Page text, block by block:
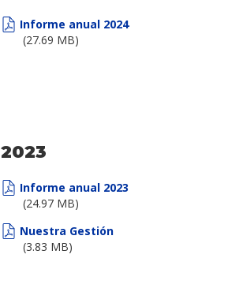
Informe anual 2024
(27.69 MB)
2023
Informe anual 2023
(24.97 MB)
Nuestra Gestión
(3.83 MB)